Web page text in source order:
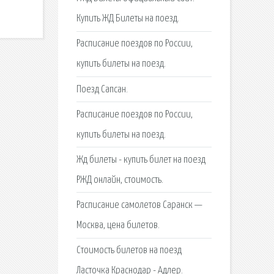
Купить ЖД Билеты на поезд.
Расписание поездов по России,
купить билеты на поезд.
Поезд Сапсан.
Расписание поездов по России,
купить билеты на поезд.
Жд билеты - купить билет на поезд
РЖД онлайн, стоимость.
Расписание самолетов Саранск —
Москва, цена билетов.
Стоимость билетов на поезд
Ласточка Краснодар - Адлер.